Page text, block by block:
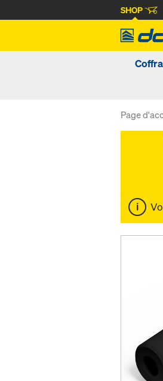
SHOP
Page